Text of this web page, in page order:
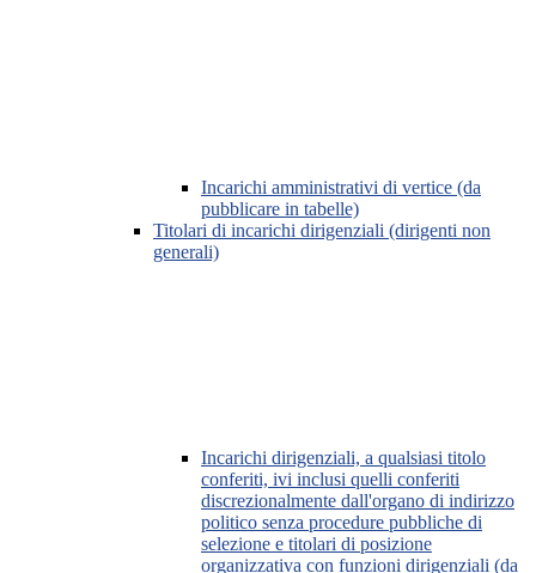
Incarichi amministrativi di vertice (da
pubblicare in tabelle)
Titolari di incarichi dirigenziali (dirigenti non
generali)
Incarichi dirigenziali, a qualsiasi titolo
conferiti, ivi inclusi quelli conferiti
discrezionalmente dall'organo di indirizzo
politico senza procedure pubbliche di
selezione e titolari di posizione
organizzativa con funzioni dirigenziali (da